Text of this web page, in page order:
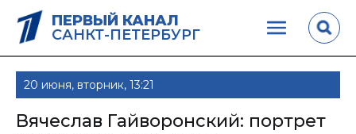
ПЕРВЫЙ КАНАЛ
САНКТ-ПЕТЕРБУРГ
20 июня, вторник, 13:21
Вячеслав Гайворонский: портрет